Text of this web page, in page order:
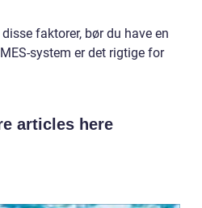
faktorer, bør du have en
system er det rigtige for
articles here